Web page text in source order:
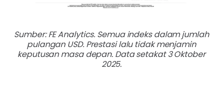
Sumber: FE Analytics. Semua indeks dalam jumlah
pulangan USD. Prestasi lalu tidak menjamin
keputusan masa depan. Data setakat 3 Oktober
2025.